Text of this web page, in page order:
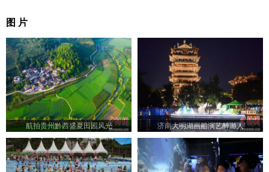
图 片
航拍贵州黔西盛夏田园风光 济南大明湖画船演艺醉游人